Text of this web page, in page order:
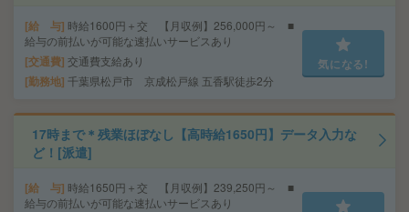
給 与 時給1600円＋交 【月収例】256,000円～ ■
給与の前払いが可能な速払いサービスあり
交通費 交通費支給あり
勤務地 千葉県松戸市 京成松戸線 五香駅徒歩2分
気になる!
17時まで＊残業ほぼなし【高時給1650円】データ入力な
ど！[派遣]
給 与 時給1650円＋交 【月収例】239,250円～ ■
給与の前払いが可能な速払いサービスあり